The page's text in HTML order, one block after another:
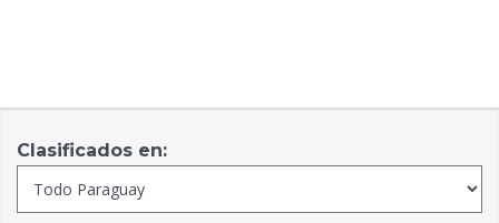
Clasificados en: